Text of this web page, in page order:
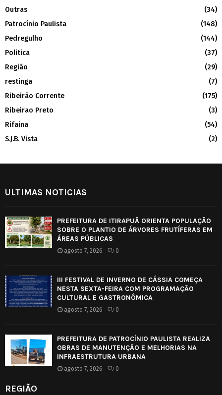
Outras
(34)
Patrocínio Paulista
(148)
Pedregulho
(144)
Politica
(37)
Região
(29)
restinga
(7)
Ribeirão Corrente
(175)
Ribeirao Preto
(3)
Rifaina
(54)
S.J.B. Vista
(2)
ULTIMAS NOTICIAS
PREFEITURA DE ITIRAPUÃ ORIENTA POPULAÇÃO
SOBRE O PLANTIO DE ÁRVORES FRUTÍFERAS EM
ÁREAS PÚBLICAS
agosto 7, 2026 0
III FESTIVAL DE INVERNO DE CÁSSIA COMEÇA
NESTA SEXTA-FEIRA COM PROGRAMAÇÃO
CULTURAL E GASTRONÔMICA
agosto 7, 2026 0
PREFEITURA DE PATROCÍNIO PAULISTA REALIZA
OBRAS DE MANUTENÇÃO E MELHORIAS NA
INFRAESTRUTURA URBANA
agosto 7, 2026 0
REGIÃO